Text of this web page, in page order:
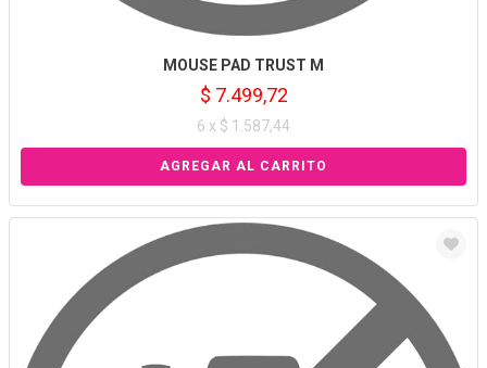
MOUSE PAD TRUST M
$ 7.499,72
6 x $ 1.587,44